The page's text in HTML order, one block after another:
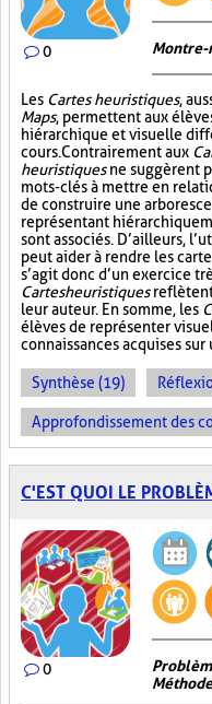
0 Montre-
Les Cartes heuristiques,
Maps, permettent aux
hiérarchique et visuelle
cours. Contrairement aux
heuristiquesne suggèrent
mots-clés à mettre en
de construire une
représentant
sont associés. D’ailleurs,
peut aider à rendre les
s’agit donc d’un exercice
Cartes heuristiquesreflètent
leur auteur. En somme, les
élèves de représenter
connaissances acquises sur
Synthèse (19)
Approfondissement des
C'EST QUOI LE
0